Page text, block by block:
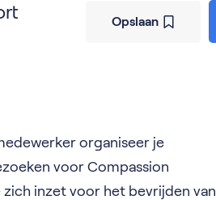
organiseer je
voor Compassion
inzet voor het bevrijden van
Opslaan